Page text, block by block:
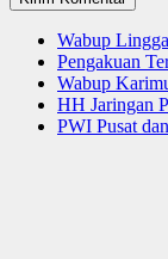
Wabup
Pengakuan
Wabup
HH Jaringan
PWI Pusat